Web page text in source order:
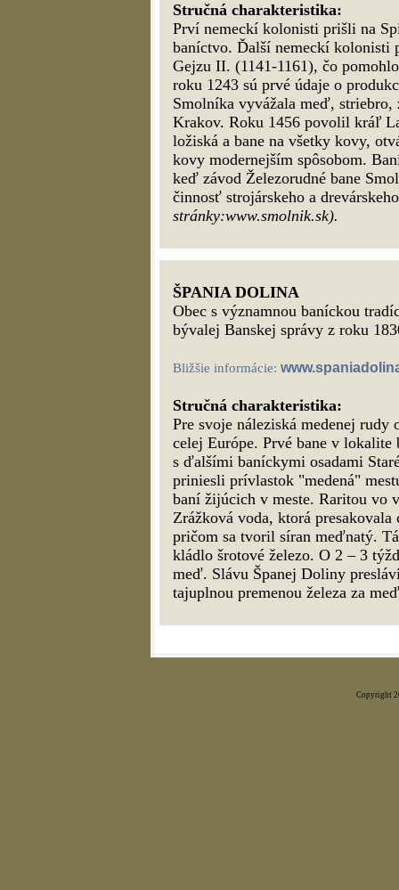
Stručná charakteristika:
Prví nemeckí kolonisti prišli na
baníctvo. Ďalší nemeckí kolonisti
Gejzu II. (1141-1161), čo
roku 1243 sú prvé údaje o
Smolníka vyvážala meď, striebro,
Krakov. Roku 1456 povolil kráľ
ložiská a bane na všetky kovy,
kovy modernejším spôsobom.
keď závod Železorudné bane
činnosť strojárskeho a
stránky:www.smolnik.sk).
ŠPANIA DOLINA
Obec s významnou baníckou
bývalej Banskej správy z roku
Bližšie informácie:
Stručná charakteristika:
Pre svoje náleziská medenej rudy
celej Európe. Prvé bane v
s ďalšími baníckymi osadami
priniesli prívlastok "medená"
baní žijúcich v meste. Raritou vo
Zrážková voda, ktorá
pričom sa tvoril síran meďnatý.
kládlo šrotové železo. O 2 – 3
meď. Slávu Španej Doliny
tajuplnou premenou železa za
Copyright